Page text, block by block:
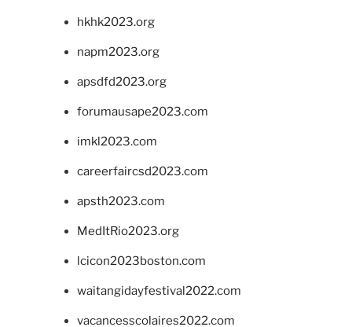
hkhk2023.org
napm2023.org
apsdfd2023.org
forumausape2023.com
imkl2023.com
careerfaircsd2023.com
apsth2023.com
MedItRio2023.org
lcicon2023boston.com
waitangidayfestival2022.com
vacancesscolaires2022.com